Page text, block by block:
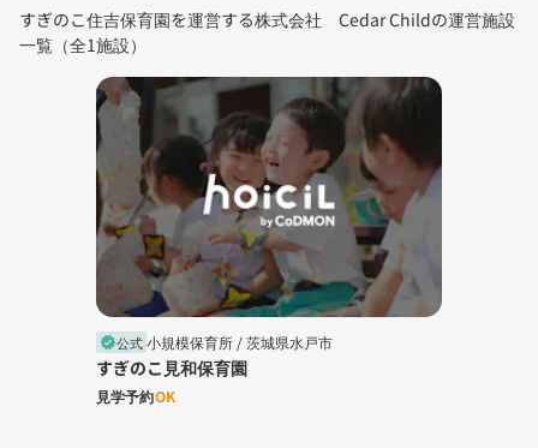
すぎのこ住吉保育園を運営する株式会社 Cedar Childの運営施設
一覧（全1施設）
verified公式小規模保育所 /茨城県水戸市
すぎのこ見和保育園
見学予約OK